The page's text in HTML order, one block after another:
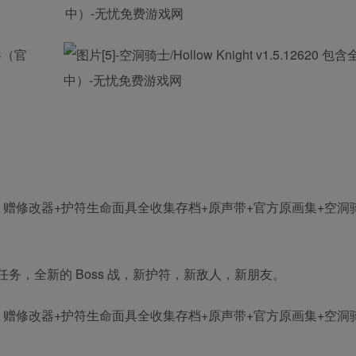
，全新的 Boss 战，新护符，新敌人，新朋友。